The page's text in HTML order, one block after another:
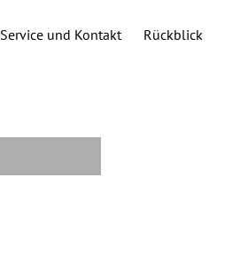
Service und Kontakt Rückblick